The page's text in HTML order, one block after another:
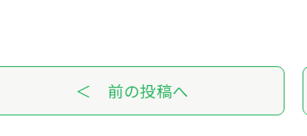
＜ 前の投稿へ